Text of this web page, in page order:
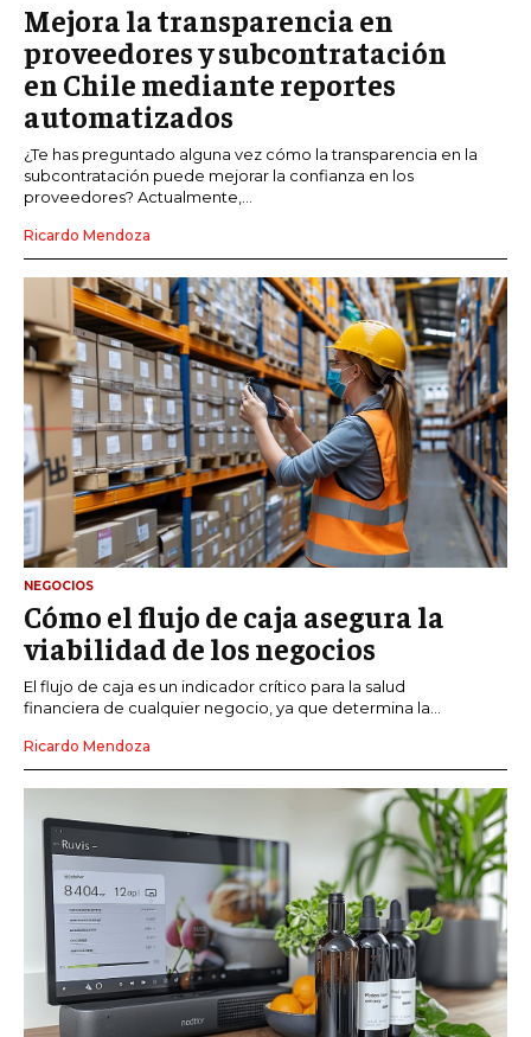
Mejora la transparencia en
proveedores y subcontratación
en Chile mediante reportes
automatizados
¿Te has preguntado alguna vez cómo la transparencia en la
subcontratación puede mejorar la confianza en los
proveedores? Actualmente,...
Ricardo Mendoza
NEGOCIOS
Cómo el flujo de caja asegura la
viabilidad de los negocios
El flujo de caja es un indicador crítico para la salud
financiera de cualquier negocio, ya que determina la...
Ricardo Mendoza